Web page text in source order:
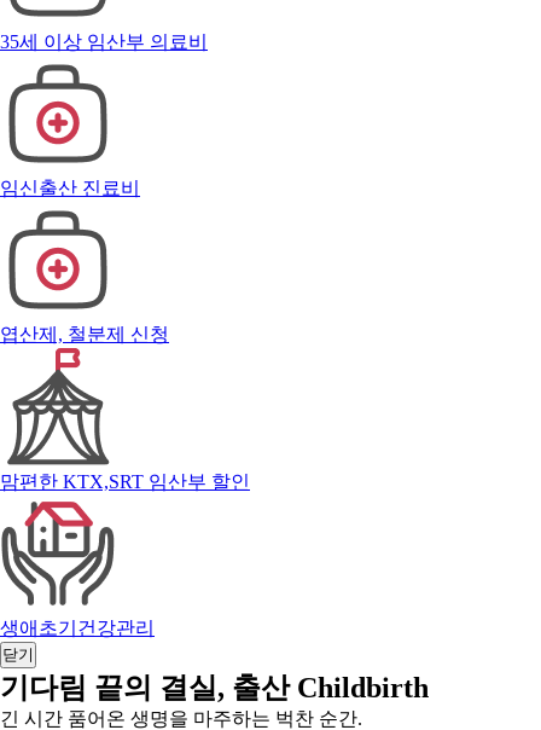
35세 이상 임산부 의료비
임신출산 진료비
엽산제, 철분제 신청
맘편한 KTX,SRT 임산부 할인
생애초기건강관리
닫기
기다림 끝의 결실, 출산 Childbirth
긴 시간 품어온 생명을 마주하는 벅찬 순간.